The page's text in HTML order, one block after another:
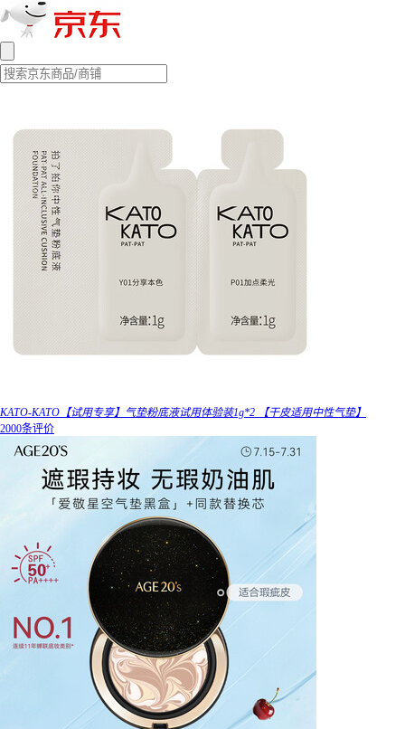
KATO-KATO【试用专享】气垫粉底液试用体验装1g*2 【干皮适用中性气垫】
2000条评价